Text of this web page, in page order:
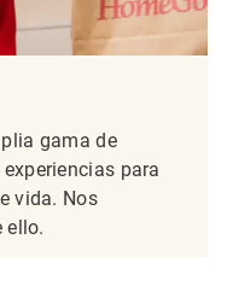
gama de
para
vida. Nos
ello.